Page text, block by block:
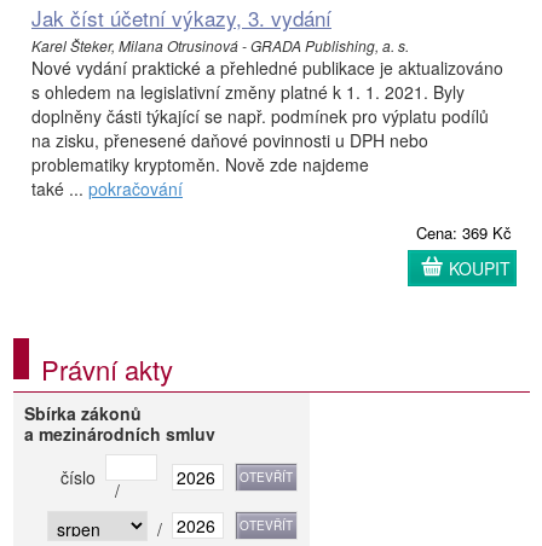
Jak číst účetní výkazy, 3. vydání
Karel Šteker, Milana Otrusinová - GRADA Publishing, a. s.
Nové vydání praktické a přehledné publikace je aktualizováno
s ohledem na legislativní změny platné k 1. 1. 2021. Byly
doplněny části týkající se např. podmínek pro výplatu podílů
na zisku, přenesené daňové povinnosti u DPH nebo
problematiky kryptoměn. Nově zde najdeme
také ... pokračování
Cena: 369 Kč
KOUPIT
Právní akty
Sbírka zákonů
a mezinárodních smluv
číslo
/
/